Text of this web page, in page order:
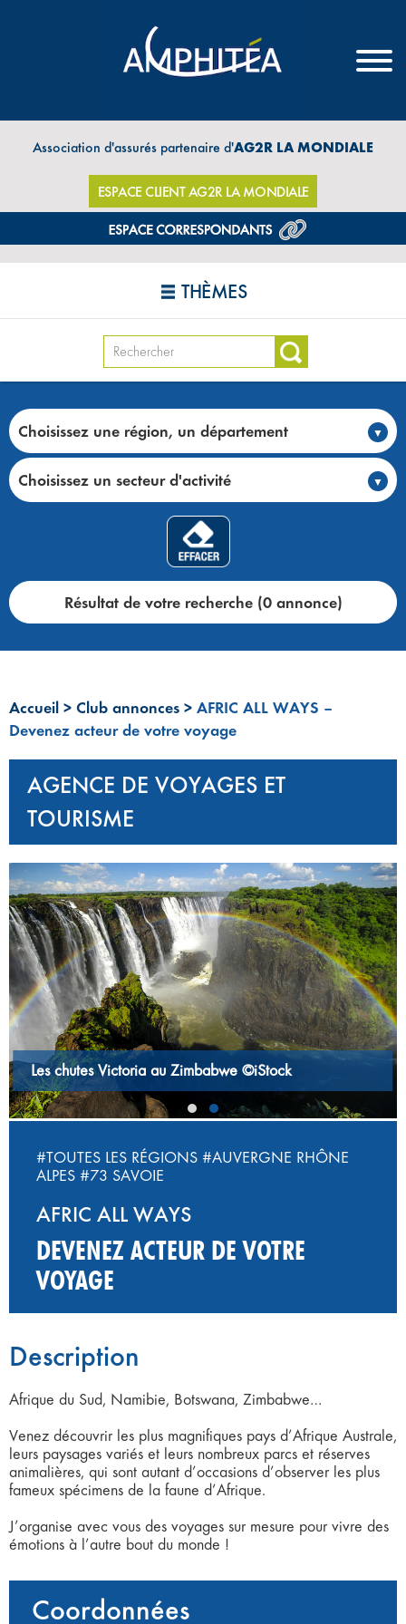
Association d'assurés partenaire d'AG2R LA MONDIALE
ESPACE CLIENT AG2R LA MONDIALE
THÈMES
Choisissez une région, un département
Choisissez un secteur d'activité
Résultat de votre recherche (0 annonce)
Accueil > Club annonces > AFRIC ALL WAYS –
Devenez acteur de votre voyage
AGENCE DE VOYAGES ET
TOURISME
Les chutes Victoria au Zimbabwe ©iStock
‹ ›
#TOUTES LES RÉGIONS #AUVERGNE RHÔNE
ALPES #73 SAVOIE
AFRIC ALL WAYS
DEVENEZ ACTEUR DE VOTRE
VOYAGE
Description
Afrique du Sud, Namibie, Botswana, Zimbabwe…
Venez découvrir les plus magnifiques pays d’Afrique Australe,
leurs paysages variés et leurs nombreux parcs et réserves
animalières, qui sont autant d’occasions d’observer les plus
fameux spécimens de la faune d’Afrique.
J’organise avec vous des voyages sur mesure pour vivre des
émotions à l’autre bout du monde !
Coordonnées